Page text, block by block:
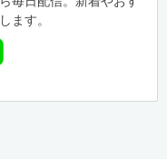
ます。